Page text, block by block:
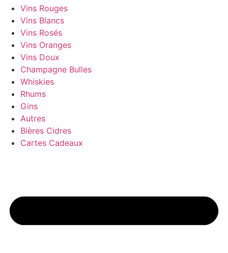
Vins Rouges
Vins Blancs
Vins Rosés
Vins Oranges
Vins Doux
Champagne Bulles
Whiskies
Rhums
Gins
Autres
Bières Cidres
Cartes Cadeaux